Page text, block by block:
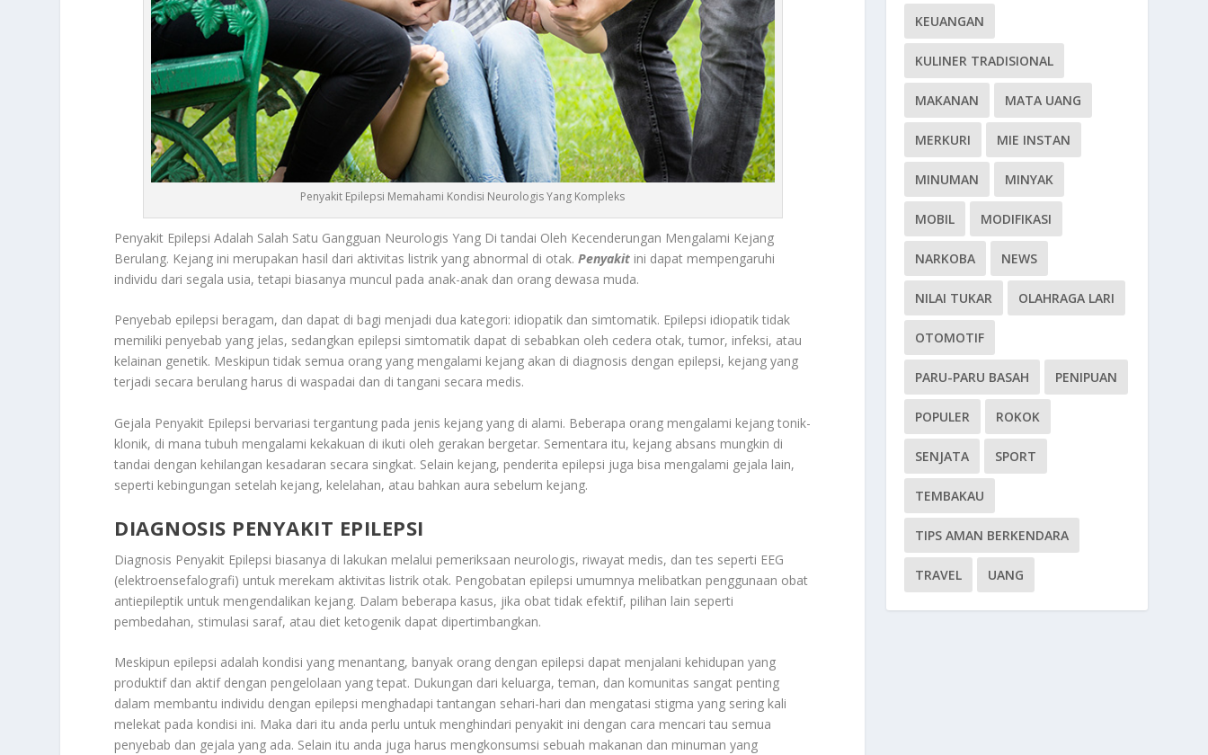
Penyakit Epilepsi Memahami Kondisi Neurologis Yang Kompleks
Penyakit EpilepsiAdalah Salah Satu Gangguan Neurologis Yang Di tandai Oleh Kecenderungan Mengalami Kejang
Berulang. Kejang ini merupakan hasil dari aktivitas listrik yang abnormal di otak.Penyakit ini dapat mempengaruhi
individu dari segala usia, tetapi biasanya muncul pada anak-anak dan orang dewasa muda.
Penyebab epilepsi beragam, dan dapat di bagi menjadi dua kategori: idiopatik dan simtomatik. Epilepsi idiopatik tidak
memiliki penyebab yang jelas, sedangkan epilepsi simtomatik dapat di sebabkan oleh cedera otak, tumor, infeksi, atau
kelainan genetik. Meskipun tidak semua orang yang mengalami kejang akan di diagnosis dengan epilepsi, kejang yang
terjadi secara berulang harus di waspadai dan di tangani secara medis.
Gejala Penyakit Epilepsi bervariasi tergantung pada jenis kejang yang di alami. Beberapa orang mengalami kejang tonik-
klonik, di mana tubuh mengalami kekakuan di ikuti oleh gerakan bergetar. Sementara itu, kejang absans mungkin di
tandai dengan kehilangan kesadaran secara singkat. Selain kejang, penderita epilepsi juga bisa mengalami gejala lain,
seperti kebingungan setelah kejang, kelelahan, atau bahkan aura sebelum kejang.
DIAGNOSIS PENYAKIT EPILEPSI
Diagnosis Penyakit Epilepsi biasanya di lakukan melalui pemeriksaan neurologis, riwayat medis, dan tes seperti EEG
(elektroensefalografi) untuk merekam aktivitas listrik otak. Pengobatan epilepsi umumnya melibatkan penggunaan obat
antiepileptik untuk mengendalikan kejang. Dalam beberapa kasus, jika obat tidak efektif, pilihan lain seperti
pembedahan, stimulasi saraf, atau diet ketogenik dapat dipertimbangkan.
Meskipun epilepsi adalah kondisi yang menantang, banyak orang dengan epilepsi dapat menjalani kehidupan yang
produktif dan aktif dengan pengelolaan yang tepat. Dukungan dari keluarga, teman, dan komunitas sangat penting
dalam membantu individu dengan epilepsi menghadapi tantangan sehari-hari dan mengatasi stigma yang sering kali
melekat pada kondisi ini. Maka dari itu anda perlu untuk menghindari penyakit ini dengan cara mencari tau semua
penyebab dan gejala yang ada. Selain itu anda juga harus mengkonsumsi sebuah makanan dan minuman yang
KEUANGAN
KULINER TRADISIONAL
MAKANAN MATA UANG
MERKURI MIE INSTAN
MINUMAN MINYAK
MOBIL MODIFIKASI
NARKOBA NEWS
NILAI TUKAR OLAHRAGA LARI
OTOMOTIF
PARU-PARU BASAH PENIPUAN
POPULER ROKOK
SENJATA SPORT
TEMBAKAU
TIPS AMAN BERKENDARA
TRAVEL UANG